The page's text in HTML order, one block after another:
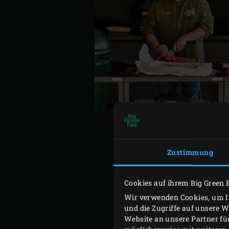
Zustimmung
Cookies auf ihrem Big Green
Wir verwenden Cookies, um
und die Zugriffe auf unsere
Website an unsere Partner
Zünde dieHolzkohleim
eine Temperatur von 200
Schneide drei gut 70
gross sein, damit es
Spitzpaprika längs